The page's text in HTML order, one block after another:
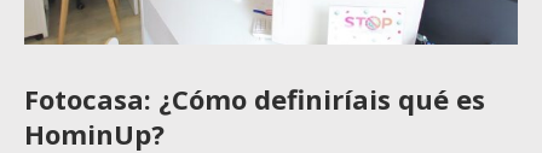
Fotocasa: ¿Cómo definiríais qué es
HominUp?